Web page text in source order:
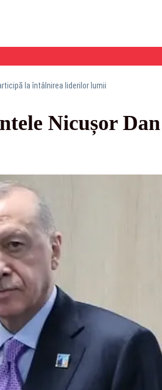
la întâlnirea liderilor lumii
Nicușor Dan